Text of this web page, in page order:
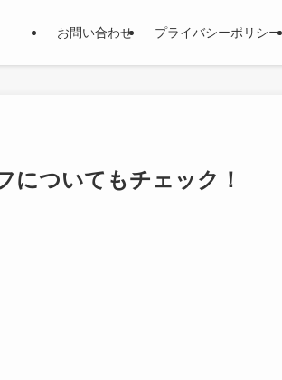
お問い合わせ プライバシーポリシー
についてもチェック！